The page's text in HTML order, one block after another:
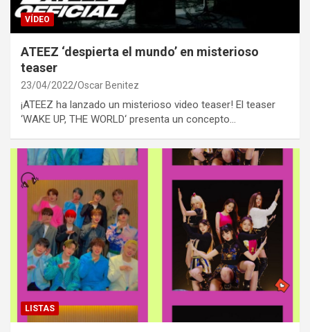
VÍDEO
ATEEZ ‘despierta el mundo’ en misterioso
teaser
23/04/2022 Oscar Benitez
¡ATEEZ ha lanzado un misterioso video teaser! El teaser
‘WAKE UP, THE WORLD‘ presenta un concepto…
LISTAS